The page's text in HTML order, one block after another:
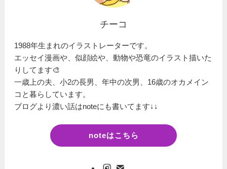
チーコ
1988年生まれのイラストレーターです。
エッセイ漫画や、似顔絵や、動物や恐竜のイラスト描いた
りしてます🎨
一歳上の夫、小2の長男、年中の次男、16歳のオカメイン
コと暮らしています。
ブログより濃い話はnoteにも書いてます↓↓
noteはこちら